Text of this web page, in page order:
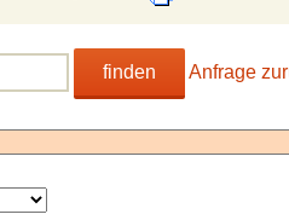
finden Anfrage